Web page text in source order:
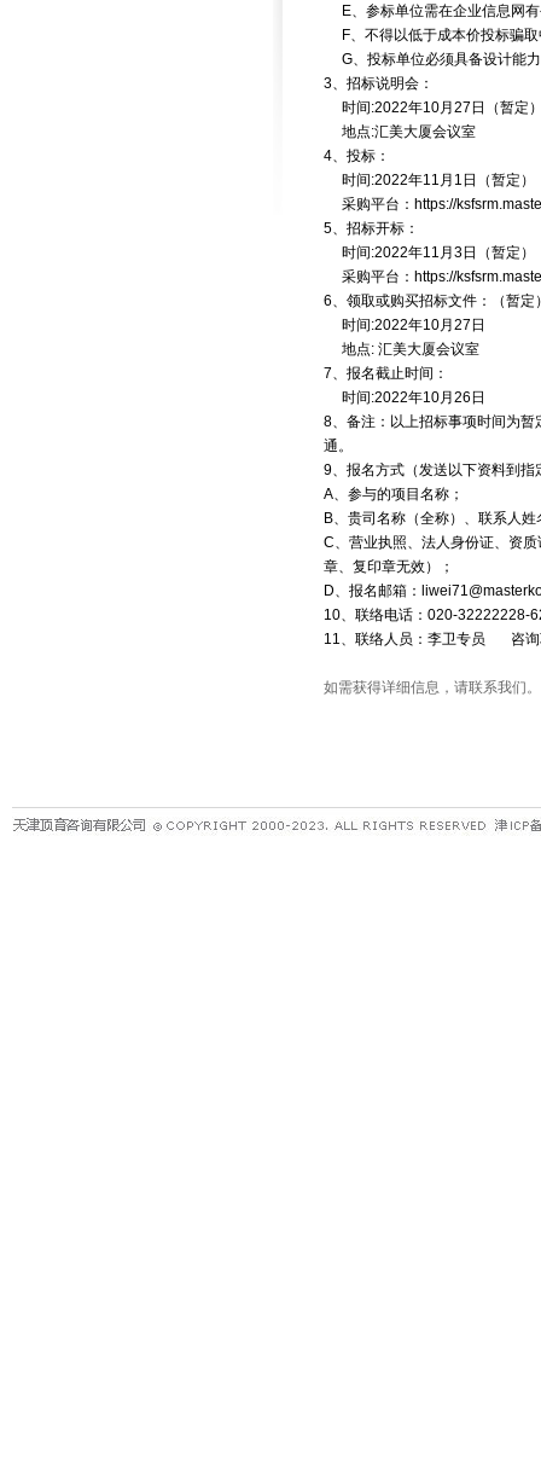
E、参标单位需在企业信息网
F、不得以低于成本价投标骗取
G、投标单位必须具备设计能
3、招标说明会：
时间:2022年10月27日（暂定
地点:汇美大厦会议室
4、投标：
时间:2022年11月1日（暂定）
采购平台：https://
5、招标开标：
时间:2022年11月3日（暂定）
采购平台：https://
6、领取或购买招标文件：（暂定
时间:2022年10月27日
地点: 汇美大厦会议室
7、报名截止时间：
时间:2022年10月26日
8、备注：以上招标事项时间为
通。
9、报名方式（发送以下资料到指
A、参与的项目名称；
B、贵司名称（全称）、联系人
C、营业执照、法人身份证、资
章、复印章无效）；
D、报名邮箱：
10、联络电话：020-32222228-
11、联络人员：李卫专员 咨询
如需获得详细信息，请联系我们。